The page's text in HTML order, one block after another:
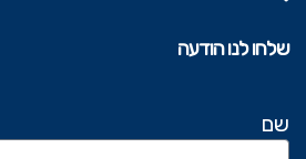
שלחו לנו הודעה
שם